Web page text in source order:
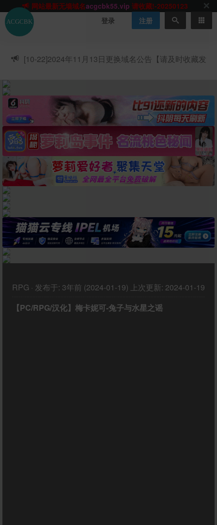
网站TG群聊t.me/acgbuster请收藏!
ACGCBK官方App
点击下载 永不迷路！
网站最新无墙域名
请收藏!-20250123
ACGCBK官方App 点击下载永不迷路！
网站最新无墙域名
网站永久主站域名acgcbk.vip
请收藏!
ACGCBK官方App点击下载 永不迷路！
网站最新无墙域名acgcbk55.vip请收藏!-20250123
登录 注册
[10-22]2024年11月13日更换域名公告【请及时收藏发
RPG · 发布于: 3年前 (2024-01-19) 上次更新: 2024-01-19
【PC/RPG/汉化】梅卡妮可-兔子与水星之谣